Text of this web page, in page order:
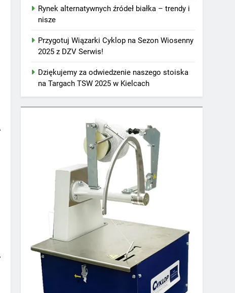
Rynek alternatywnych źródeł białka – trendy i
nisze
Przygotuj Wiązarki Cyklop na Sezon Wiosenny
2025 z DZV Serwis!
Dziękujemy za odwiedzenie naszego stoiska
na Targach TSW 2025 w Kielcach